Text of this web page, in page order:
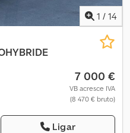
1 / 14
7 000 €
VB acresce IVA
(8 470 € bruto)
Ligar